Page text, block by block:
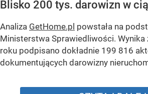
Blisko 200 tys. darowizn w
Analiza GetHome.pl powstała na
Ministerstwa Sprawiedliwości. Wynika
roku podpisano dokładnie 199 816
dokumentujących darowizny